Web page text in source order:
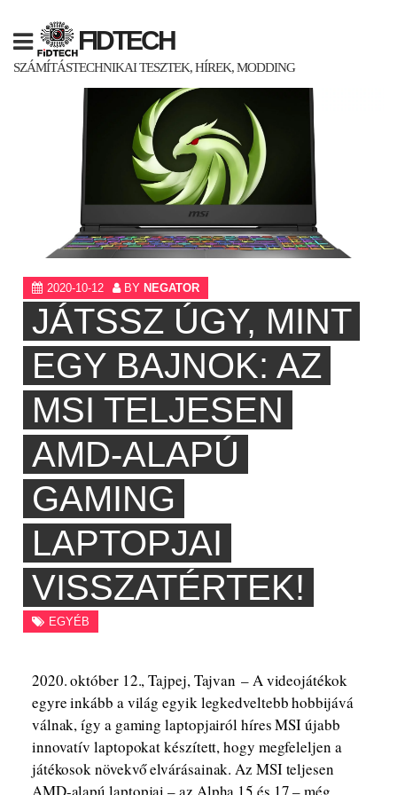
content
FIDTECH
SZÁMÍTÁSTECHNIKAI TESZTEK, HÍREK, MODDING
2020-10-12 BY NEGATOR
JÁTSSZ ÚGY, MINT
EGY BAJNOK: AZ
MSI TELJESEN
AMD-ALAPÚ
GAMING
LAPTOPJAI
VISSZATÉRTEK!
EGYÉB
2020. október 12., Tajpej, Tajvan – A videojátékok
egyre inkább a világ egyik legkedveltebb hobbijává
válnak, így a gaming laptopjairól híres MSI újabb
innovatív laptopokat készített, hogy megfeleljen a
játékosok növekvő elvárásainak. Az MSI teljesen